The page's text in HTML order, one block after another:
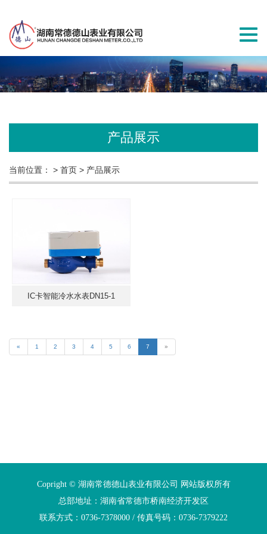
切
航
产品展示
当前位置： > 首页 > 产品展示
IC卡智能冷水水表DN15-1
« 1 2 3 4 5 6 7 »
Copright © 湖南常德德山表业有限公司 网站版权所有
总部地址：湖南省常德市桥南经济开发区
联系方式：0736-7378000 / 传真号码：0736-7379222